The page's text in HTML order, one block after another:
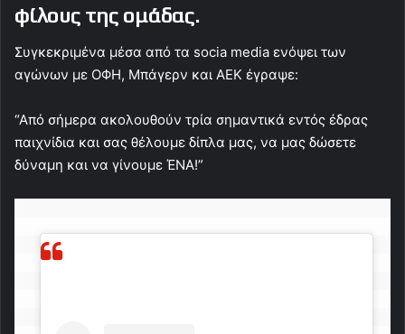
φίλους της ομάδας.
Συγκεκριμένα μέσα από τα socia media ενόψει των
αγώνων με ΟΦΗ, Μπάγερν και ΑΕΚ έγραψε:
“Από σήμερα ακολουθούν τρία σημαντικά εντός έδρας
παιχνίδια και σας θέλουμε δίπλα μας, να μας δώσετε
δύναμη και να γίνουμε ΈΝΑ!”